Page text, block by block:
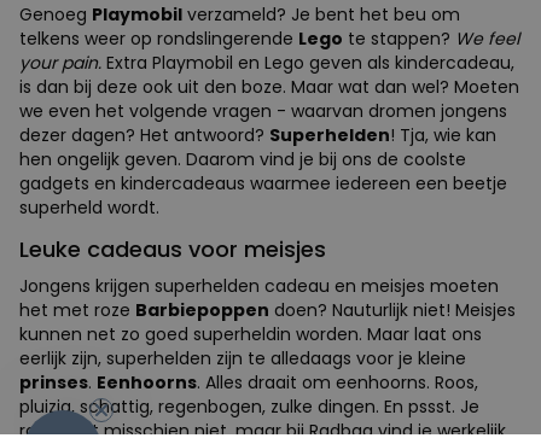
Genoeg Playmobil verzameld? Je bent het beu om
telkens weer op rondslingerende Lego te stappen? We feel
your pain. Extra Playmobil en Lego geven als kindercadeau,
is dan bij deze ook uit den boze. Maar wat dan wel? Moeten
we even het volgende vragen - waarvan dromen jongens
dezer dagen? Het antwoord? Superhelden! Tja, wie kan
hen ongelijk geven. Daarom vind je bij ons de coolste
gadgets en kindercadeaus waarmee iedereen een beetje
superheld wordt.
Leuke cadeaus voor meisjes
Jongens krijgen superhelden cadeau en meisjes moeten
het met roze Barbiepoppen doen? Nauturlijk niet! Meisjes
kunnen net zo goed superheldin worden. Maar laat ons
eerlijk zijn, superhelden zijn te alledaags voor je kleine
prinses. Eenhoorns. Alles draait om eenhoorns. Roos,
pluizig, schattig, regenbogen, zulke dingen. En pssst. Je
raadt het misschien niet, maar bij Radbag vind je werkelijk
-10%